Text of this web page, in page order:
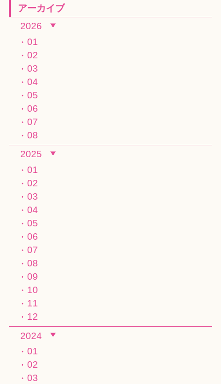
アーカイブ
2026
01
02
03
04
05
06
07
08
2025
01
02
03
04
05
06
07
08
09
10
11
12
2024
01
02
03